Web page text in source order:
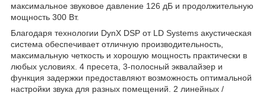
максимальное звуковое давление 126 дБ и продолжительную
мощность 300 Вт.
Благодаря технологии DynX DSP от LD Systems акустическая
система обеспечивает отличную производительность,
максимальную четкость и хорошую мощность практически в
любых условиях. 4 пресета, 3-полосный эквалайзер и
функция задержки предоставляют возможность оптимальной
настройки звука для разных помещений. 2 линейных /